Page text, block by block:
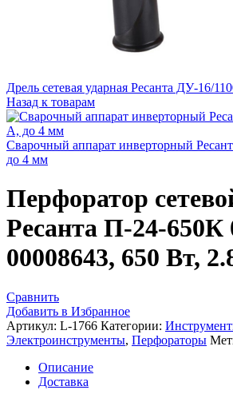
Дрель сетевая ударная Ресанта ДУ-16/
Назад к товарам
Сварочный аппарат инверторный
до 4 мм
Перфоратор
Ресанта П-24-650К
00008643, 650 Вт,
Сравнить
Добавить в Избранное
Артикул: L-1766 Категории:
Электроинструменты, Перфораторы
Описание
Доставка